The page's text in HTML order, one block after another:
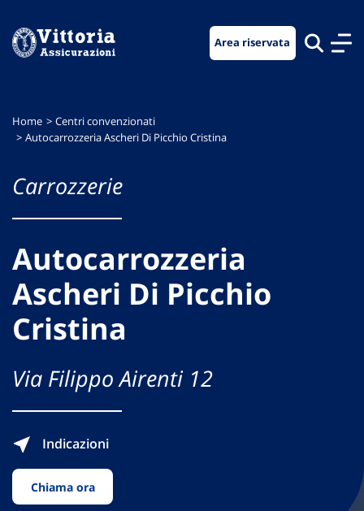
menu
contenuto
footer
Area riservata
Home
Centri convenzionati
Autocarrozzeria Ascheri Di Picchio Cristina
Carrozzerie
Autocarrozzeria
Ascheri Di Picchio
Cristina
Via Filippo Airenti 12
Indicazioni
Chiama ora